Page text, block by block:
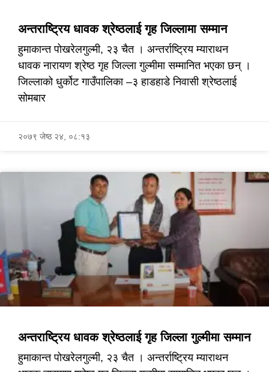
अन्तराष्ट्रिय धावक श्रेष्ठलाई गृह जिल्लामा सम्मान
हुमाकान्त पोखरेलगुल्मी, २३ चैत । अन्तर्राष्ट्रिय म्याराथन
धावक नारायण श्रेष्ठ गृह जिल्ला गुल्मीमा सम्मानित भएका छन् ।
जिल्लाको धुर्कोट गाउँपालिका –३ हाडहाडे निवासी श्रेष्ठलाई
सोमबार
२०७९ जेष्ठ २४, ०८:१३
अन्तराष्ट्रिय धावक श्रेष्ठलाई गृह जिल्ला गुल्मीमा सम्मान
हुमाकान्त पोखरेलगुल्मी, २३ चैत । अन्तर्राष्ट्रिय म्याराथन